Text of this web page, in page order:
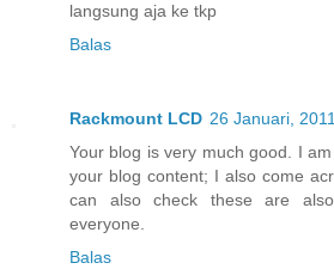
langsung aja ke tkp
Balas
Rackmount LCD 26 Januari,
Your blog is very much good. I
your blog content; I also come
can also check these are
everyone.
Balas